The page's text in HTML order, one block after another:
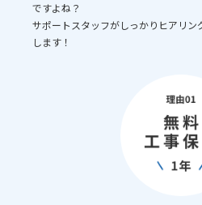
ですよね？
サポートスタッフがしっかりヒアリン
します！